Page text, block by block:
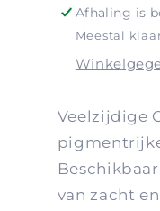
Afhaling is
Meestal
Veelzijdige
van zacht